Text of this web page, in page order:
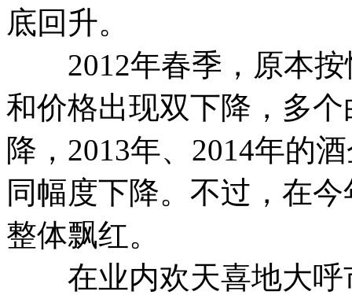
底回升。
2012年春季，原本按
和价格出现双下降，多
降，2013年、2014年的
同幅度下降。不过，在
整体飘红。
在业内欢天喜地大呼